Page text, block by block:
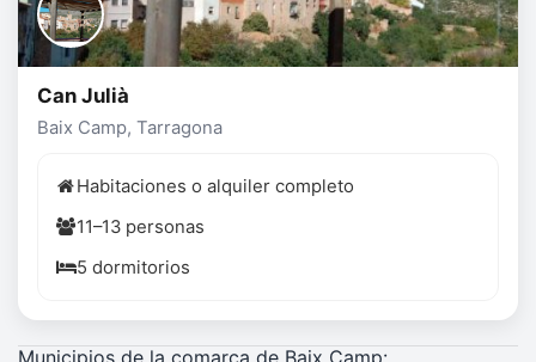
Can Julià
Baix Camp, Tarragona
Habitaciones o alquiler completo
11–13 personas
5 dormitorios